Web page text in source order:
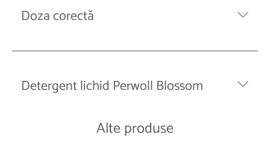
Doza corectă
Detergent lichid Perwoll Blossom
Alte produse